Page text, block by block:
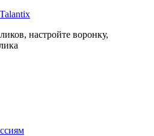
настройте воронку,